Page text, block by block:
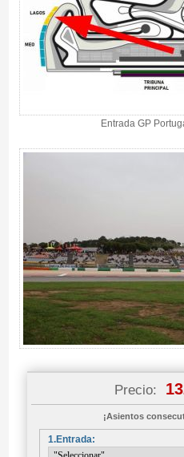
Entrada GP
Precio:
¡Asientos
1.Entrada: